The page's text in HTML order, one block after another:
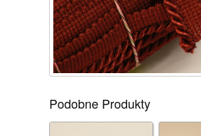
Podobne Produkty